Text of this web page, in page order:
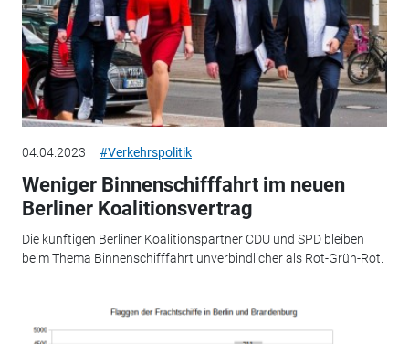
04.04.2023 #Verkehrspolitik
Weniger Binnenschifffahrt im neuen
Berliner Koalitionsvertrag
Die künftigen Berliner Koalitionspartner CDU und SPD bleiben
beim Thema Binnenschifffahrt unverbindlicher als Rot-Grün-Rot.